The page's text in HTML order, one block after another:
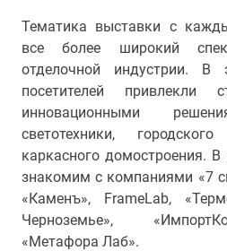
Тематика выставки с
все более широкий
отделочной индустрии. В
посетителей
инновационными
светотехники,
каркасного домостроения.
знакомим с компаниями «7
«Каменъ», FrameLab,
Черноземье»,
«Метафора Лаб».